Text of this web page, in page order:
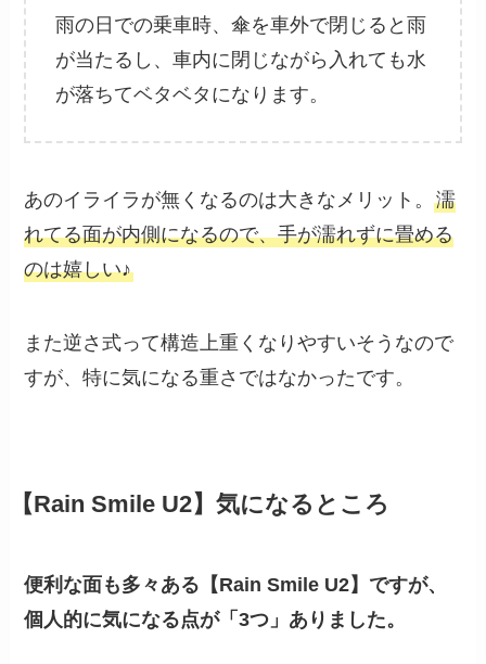
雨の日での乗車時、傘を車外で閉じると雨
が当たるし、車内に閉じながら入れても水
が落ちてベタベタになります。
あのイライラが無くなるのは大きなメリット。濡
れてる面が内側になるので、手が濡れずに畳める
のは嬉しい♪
また逆さ式って構造上重くなりやすいそうなので
すが、特に気になる重さではなかったです。
【Rain Smile U2】気になるところ
便利な面も多々ある【Rain Smile U2】ですが、
個人的に気になる点が「3つ」ありました。